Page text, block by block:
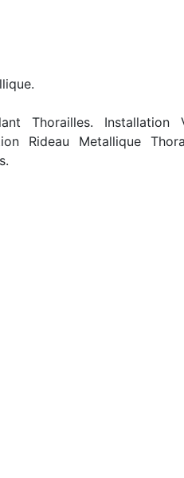
Thorailles. Installation
Rideau Metallique